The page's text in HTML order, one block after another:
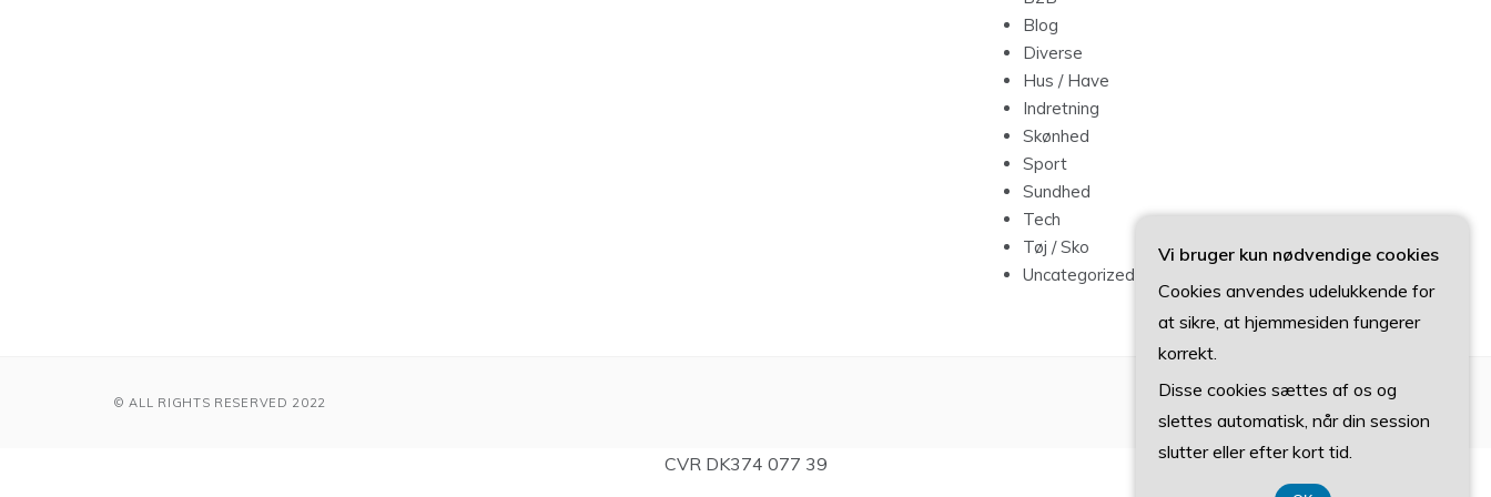
Blog
Diverse
Hus / Have
Indretning
Skønhed
Sport
Sundhed
Tech
Tøj / Sko
Uncategorized
© ALL RIGHTS RESERVED 2022
CVR DK374 077 39
Vi bruger kun nødvendige cookies
Cookies anvendes udelukkende for
at sikre, at hjemmesiden fungerer
korrekt.
Disse cookies sættes af os og
slettes automatisk, når din session
slutter eller efter kort tid.